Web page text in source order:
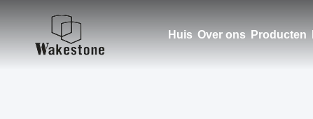
Huis Over ons Producten